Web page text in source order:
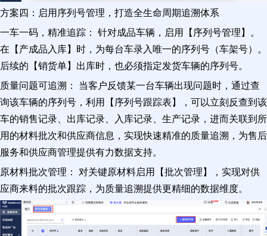
方案四：启用序列号管理，打造全生命周期追溯体系
一车一码，精准追踪： 针对成品车辆，启用【序列号管理】。
在【产成品入库】时，为每台车录入唯一的序列号（车架号）。
后续的【销货单】出库时，也必须指定发货车辆的序列号。
质量问题可追溯： 当客户反馈某一台车辆出现问题时，通过查
询该车辆的序列号，利用【序列号跟踪表】，可以立刻反查到该
车的销售记录、出库记录、入库记录、生产记录，进而关联到所
用的材料批次和供应商信息，实现快速精准的质量追溯，为售后
服务和供应商管理提供有力数据支持。
原材料批次管理： 对关键原材料启用【批次管理】，实现对供
应商来料的批次跟踪，为质量追溯提供更精细的数据维度。